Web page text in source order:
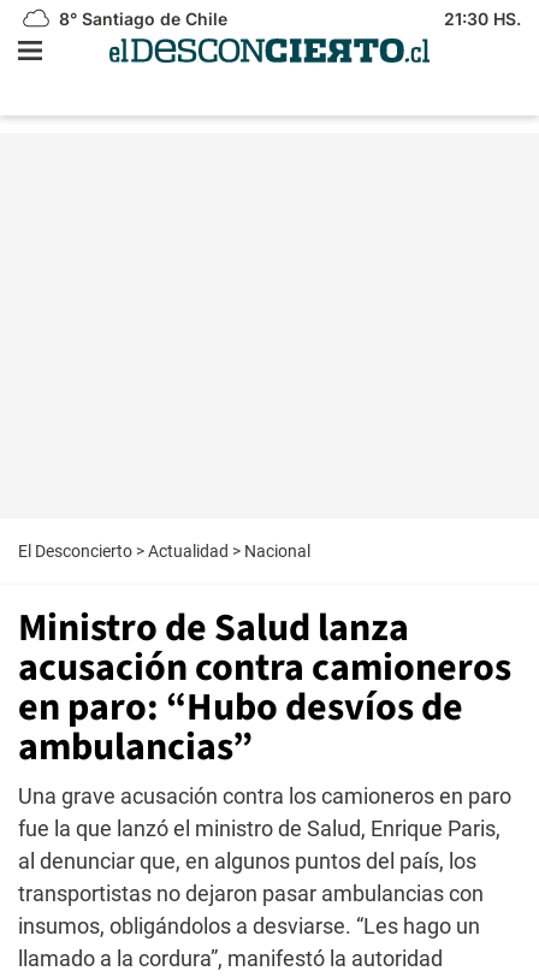
8° Santiago de Chile 21:30 HS.
El Desconcierto >Actualidad > Nacional
Ministro de Salud lanza
acusación contra camioneros
en paro: “Hubo desvíos de
ambulancias”
Una grave acusación contra los camioneros en paro
fue la que lanzó el ministro de Salud, Enrique Paris,
al denunciar que, en algunos puntos del país, los
transportistas no dejaron pasar ambulancias con
insumos, obligándolos a desviarse. “Les hago un
llamado a la cordura”, manifestó la autoridad